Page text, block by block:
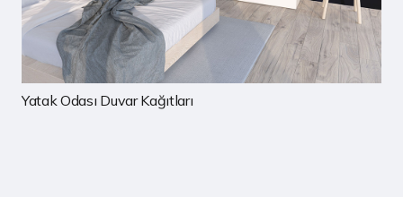
Çocuk Odası Duvar Kağıtları